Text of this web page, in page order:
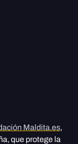
Maldita.es,
que protege la